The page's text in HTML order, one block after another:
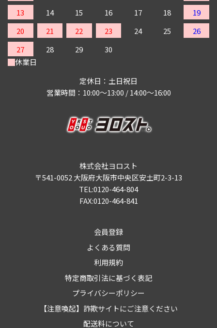
13
14 15 16 17 18
19
20
21 22 23 24 25
26
27
28 29
30
休業日
定休日：土日祝日
営業時間：10:00～13:00 / 14:00～16:00
株式会社ヨロスト
〒541-0052 大阪府大阪市中央区安土町2-3-13
TEL:0120-464-804
FAX:0120-464-841
会員登録
よくある質問
利用規約
特定商取引法に基づく表記
プライバシーポリシー
【注意喚起】詐欺サイトにご注意ください
配送料について